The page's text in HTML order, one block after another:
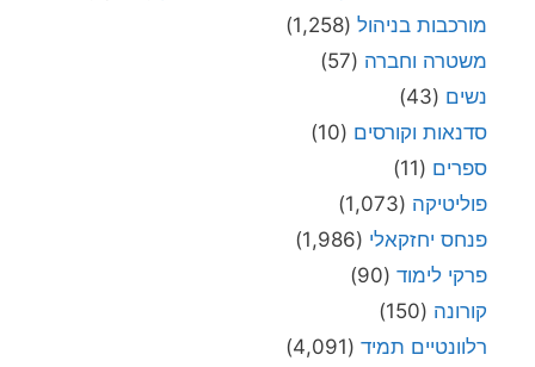
מורכבות בניהול (1,258)
משטרה וחברה (57)
נשים (43)
סדנאות וקורסים (10)
ספרים (11)
פוליטיקה (1,073)
פנחס יחזקאלי (1,986)
פרקי לימוד (90)
קורונה (150)
רלוונטיים תמיד (4,091)